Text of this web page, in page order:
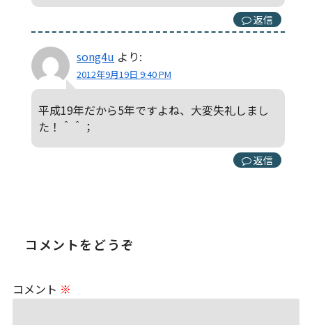
返信
song4u より:
2012年9月19日 9:40 PM
平成19年だから5年ですよね、大変失礼しまし
た！＾＾；
返信
コメントをどうぞ
コメント ※